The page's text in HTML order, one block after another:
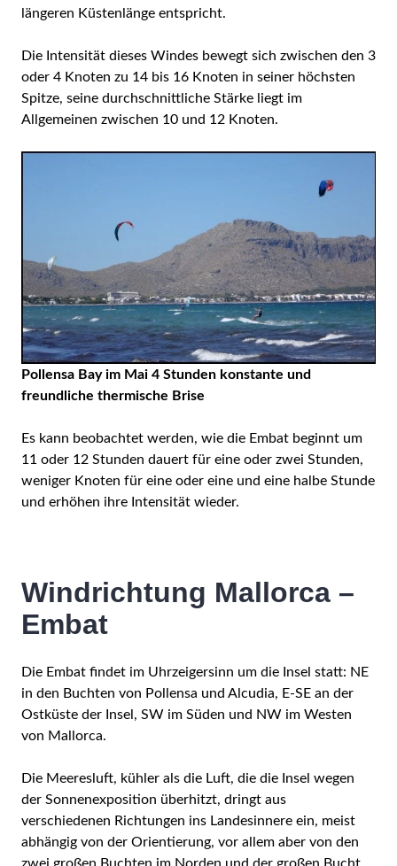
längeren Küstenlänge entspricht.
Die Intensität dieses Windes bewegt sich zwischen den 3
oder 4 Knoten zu 14 bis 16 Knoten in seiner höchsten
Spitze, seine durchschnittliche Stärke liegt im
Allgemeinen zwischen 10 und 12 Knoten.
Pollensa Bay im Mai 4 Stunden konstante und
freundliche thermische Brise
Es kann beobachtet werden, wie die Embat beginnt um
11 oder 12 Stunden dauert für eine oder zwei Stunden,
weniger Knoten für eine oder eine und eine halbe Stunde
und erhöhen ihre Intensität wieder.
Windrichtung Mallorca –
Embat
Die Embat findet im Uhrzeigersinn um die Insel statt: NE
in den Buchten von Pollensa und Alcudia, E-SE an der
Ostküste der Insel, SW im Süden und NW im Westen
von Mallorca.
Die Meeresluft, kühler als die Luft, die die Insel wegen
der Sonnenexposition überhitzt, dringt aus
verschiedenen Richtungen ins Landesinnere ein, meist
abhängig von der Orientierung, vor allem aber von den
zwei großen Buchten im Norden und der großen Bucht